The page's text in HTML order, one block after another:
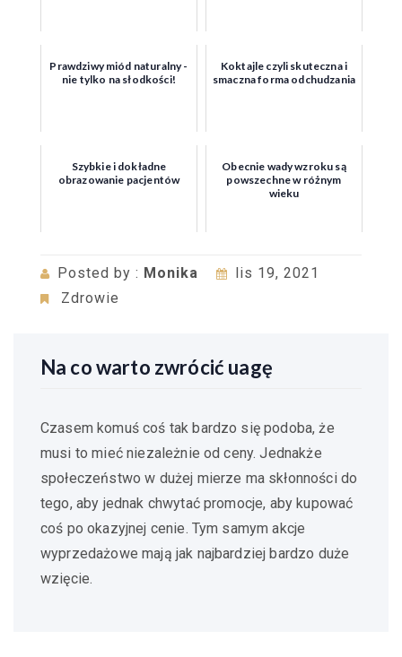
Prawdziwy miód naturalny -
nie tylko na słodkości!
Koktajle czyli skuteczna i
smaczna forma odchudzania
Szybkie i dokładne
obrazowanie pacjentów
Obecnie wady wzroku są
powszechne w różnym
wieku
Posted by : Monika
lis 19, 2021
Zdrowie
Na co warto zwrócić uagę
Czasem komuś coś tak bardzo się podoba, że
musi to mieć niezależnie od ceny. Jednakże
społeczeństwo w dużej mierze ma skłonności do
tego, aby jednak chwytać promocje, aby kupować
coś po okazyjnej cenie. Tym samym akcje
wyprzedażowe mają jak najbardziej bardzo duże
wzięcie.